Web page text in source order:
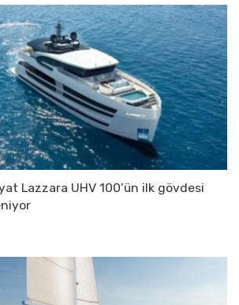
Lazzara UHV 100’ün ilk gövdesi